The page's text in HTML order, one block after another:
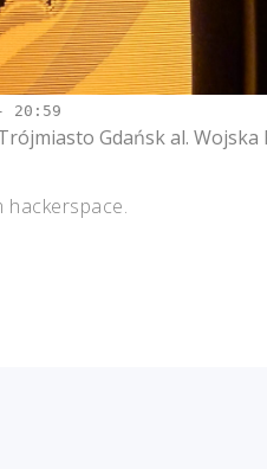
20:59
Gdańsk al. Wojska
hackerspace.